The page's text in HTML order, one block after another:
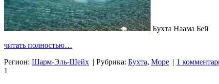
Бухта Наама Бей
читать полностью…
Регион: Шарм-Эль-Шейх | Рубрика: Бухта, Море | 1
1